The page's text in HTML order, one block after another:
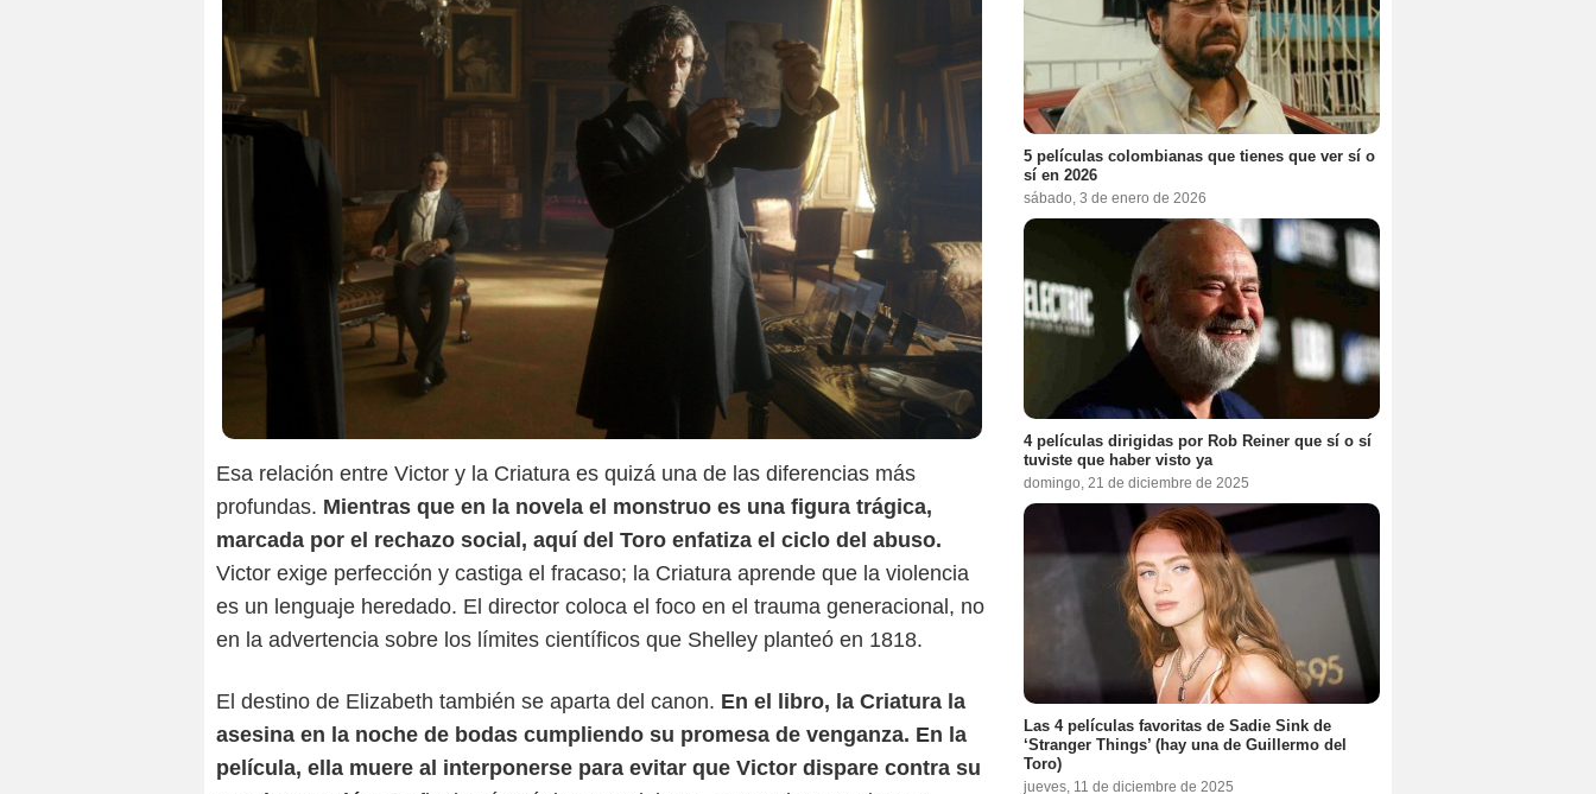
Esa relación entre Victor y la Criatura es quizá una de las diferencias más
profundas. Mientras que en la novela el monstruo es una figura trágica,
marcada por el rechazo social, aquí del Toro enfatiza el ciclo del abuso.
Victor exige perfección y castiga el fracaso; la Criatura aprende que la violencia
es un lenguaje heredado. El director coloca el foco en el trauma generacional, no
en la advertencia sobre los límites científicos que Shelley planteó en 1818.
El destino de Elizabeth también se aparta del canon. En el libro, la Criatura la
asesina en la noche de bodas cumpliendo su promesa de venganza. En la
película, ella muere al interponerse para evitar que Victor dispare contra su
5 películas colombianas que tienes que ver sí o
sí en 2026
sábado, 3 de enero de 2026
4 películas dirigidas por Rob Reiner que sí o sí
tuviste que haber visto ya
domingo, 21 de diciembre de 2025
Las 4 películas favoritas de Sadie Sink de
‘Stranger Things’ (hay una de Guillermo del
Toro)
jueves, 11 de diciembre de 2025